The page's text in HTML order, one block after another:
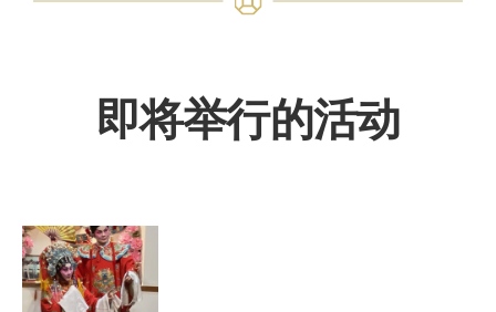
即将举行的活动